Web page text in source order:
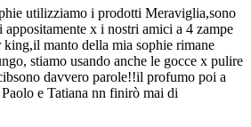
utilizziamo i prodotti Meraviglia,sono
x i nostri amici a 4 zampe
manto della mia sophie rimane
stiamo usando anche le gocce x pulire
davvero parole!!il profumo poi a
e Tatiana nn finirò mai di